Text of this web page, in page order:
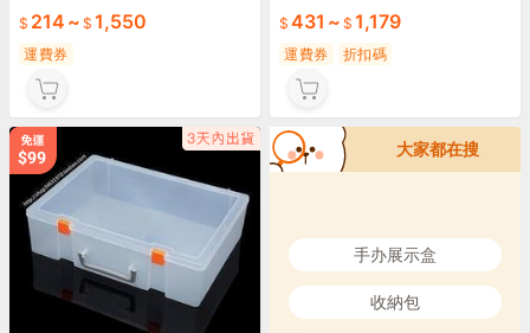
214 ~ 1,550
運費券
431 ~ 1,179
運費券 折扣碼
大家都在搜
手办展示盒
收納包